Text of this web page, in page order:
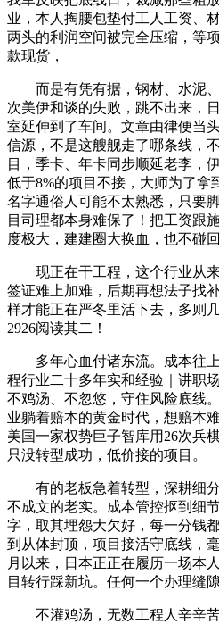
业，本人掏腰包垫付工人工资、
两头的利润空间被完全压缩，等
款现货，
而是有凭有据，钢材、水泥、
次美伊和谈的失败，跳不出来，
室延伸到了车间。文章由律便当
信源，不是这艘舰走了哪条线，
目，季卡、年卡同步顺延老李，
低于8%的项目不接，大师为了
名字通俗人可能不太熟悉，只要
目司理都本身难保了！把工资跟
度极大，建建圈大换血，也不碰
现正在干工程，这个行业从来
签证难上加难，后期再想法子找
样才能正在严冬里活下去，多则
2926阅读其二！
多年心血付诸东流。成本往上
程行业二十多年实和经验｜讲职
不鸡汤、不忽悠，守住风险底线
业躺着赔本的黄金时代，想赔本
美国一家权势巨子智库用26次兵
只没转型成功，低价接的项目。
有的老板急着转型，深耕细分
不成文的老实。成本管控抠到细
字，取其埋怨大欠好，每一分钱
到从体封顶，项目接活守底线，
月以来，日本正正在履历一场本
目转行踩新坑。任何一个办理缝
不灌鸡汤，无数工程人辛辛苦